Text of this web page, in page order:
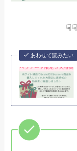
あわせて読みたい